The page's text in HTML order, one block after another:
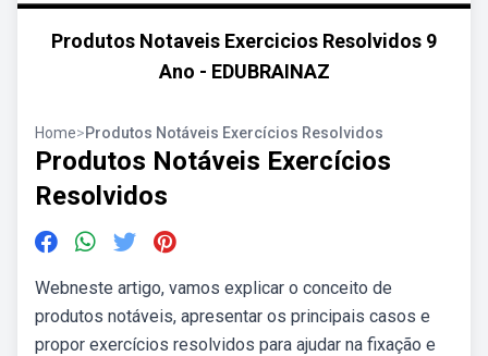
Produtos Notaveis Exercicios Resolvidos 9
Ano - EDUBRAINAZ
Home>Produtos Notáveis Exercícios Resolvidos
Produtos Notáveis Exercícios
Resolvidos
Webneste artigo, vamos explicar o conceito de
produtos notáveis, apresentar os principais casos e
propor exercícios resolvidos para ajudar na fixação e